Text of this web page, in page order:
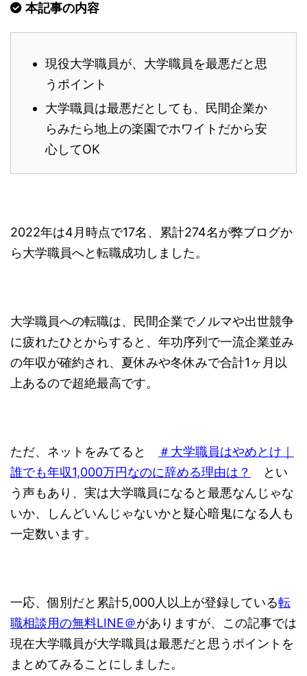
本記事の内容
現役大学職員が、大学職員を最悪だと思
うポイント
大学職員は最悪だとしても、民間企業か
らみたら地上の楽園でホワイトだから安
心してOK
2022年は4月時点で17名、累計274名が弊ブログか
ら大学職員へと転職成功しました。
大学職員への転職は、民間企業でノルマや出世競争
に疲れたひとからすると、年功序列で一流企業並み
の年収が確約され、夏休みや冬休みで合計1ヶ月以
上あるので超絶最高です。
ただ、ネットをみてると
＃大学職員はやめとけ｜
誰でも年収1,000万円なのに辞める理由は？
とい
う声もあり、実は大学職員になると最悪なんじゃな
いか、しんどいんじゃないかと疑心暗鬼になる人も
一定数います。
一応、個別だと累計5,000人以上が登録している転
職相談用の無料LINE＠がありますが、この記事では
現在大学職員が大学職員は最悪だと思うポイントを
まとめてみることにしました。